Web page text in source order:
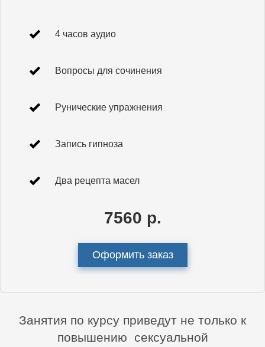
4 часов аудио
Вопросы для сочинения
Рунические упражнения
Запись гипноза
Два рецепта масел
7560 р.
Оформить заказ
Занятия по курсу приведут не только к
повышению сексуальной